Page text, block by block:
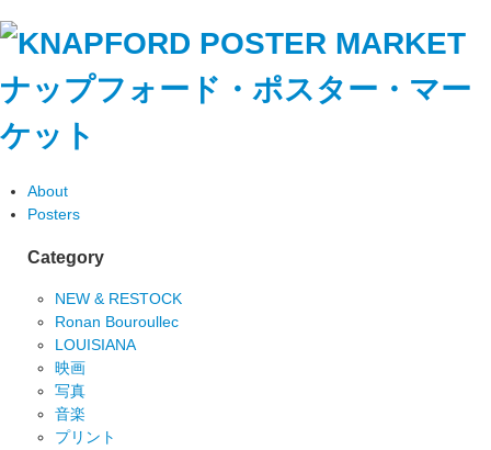
ナップフォード・ポスター・マー
ケット
About
Posters
Category
NEW & RESTOCK
Ronan Bouroullec
LOUISIANA
映画
写真
音楽
プリント